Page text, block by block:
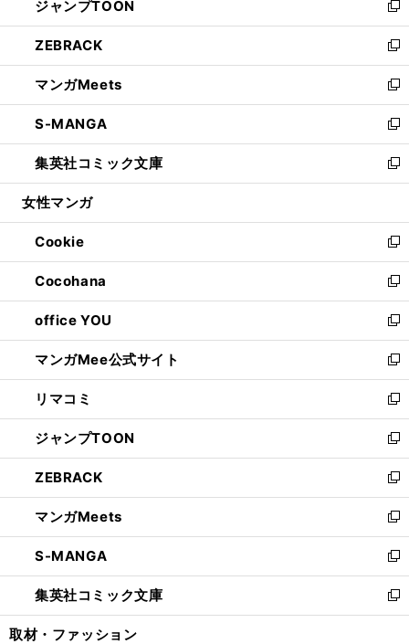
く
で
開
く
ド
ウ
で
開
く
ィ
ン
ド
ウ
で
開
く
い
ウ
ィ
ン
ド
ウ
で
開
く
ジャンプTOON
新
し
い
ウ
ィ
ン
ド
ウ
で
開
ZEBRACK
新
し
い
ウ
ィ
ン
ド
ウ
開
く
マンガMeets
新
し
い
ウ
ィ
ン
ウ
で
開
く
S-MANGA
新
し
い
ウ
ン
ド
ウ
で
開
く
集英社コミック文庫
新
し
ウ
ィ
ン
ド
ウ
で
開
く
女性マンガ
Cookie
新
し
い
ウ
ィ
ン
ド
ウ
で
開
く
Cocohana
新
し
い
ウ
ィ
ン
ド
ウ
で
開
く
office YOU
新
し
い
ウ
ィ
ン
ド
ウ
で
開
く
マンガMee公式サイト
新
し
い
ウ
ィ
ン
ド
ウ
で
開
く
リマコミ
新
し
い
ウ
ィ
ン
ド
ウ
で
開
く
ジャンプTOON
新
し
い
ウ
ィ
ン
ド
ウ
で
開
ZEBRACK
新
し
い
ウ
ィ
ン
ド
ウ
マンガMeets
新
し
い
ウ
ィ
ン
S-MANGA
新
し
い
ウ
集英社コミック文庫
新
し
取材・ファッション